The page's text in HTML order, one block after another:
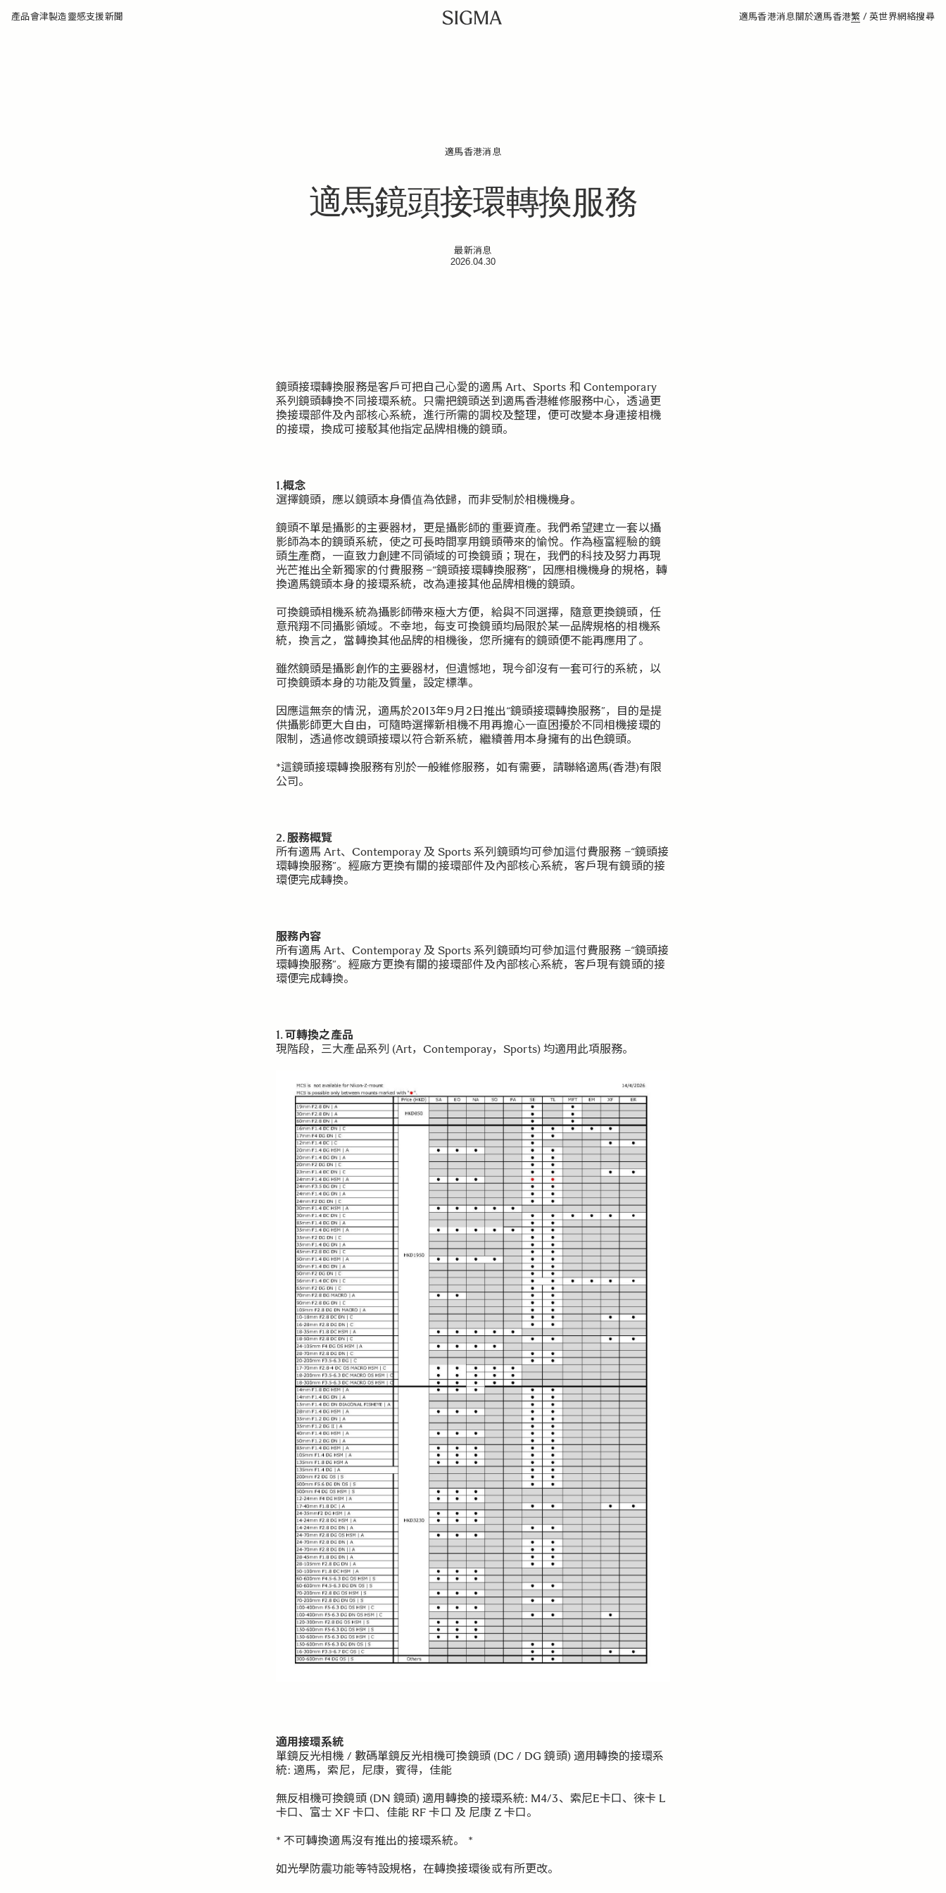
產品會津製造 靈感支援新聞 適馬香港消息 關於適馬香港繁 /英世界網絡搜尋
適馬香港消息
適馬鏡頭接環轉換服務
最新消息
2026.04.30
鏡頭接環轉換服務是客戶可把自己心愛的適馬 Art、Sports 和 Contemporary
系列鏡頭轉換不同接環系統。只需把鏡頭送到適馬香港維修服務中心，透過更
換接環部件及內部核心系統，進行所需的調校及整理，便可改變本身連接相機
的接環，換成可接駁其他指定品牌相機的鏡頭。
1.概念
選擇鏡頭，應以鏡頭本身價值為依歸，而非受制於相機機身。
鏡頭不單是攝影的主要器材，更是攝影師的重要資產。我們希望建立一套以攝
影師為本的鏡頭系統，使之可長時間享用鏡頭帶來的愉悅。作為極富經驗的鏡
頭生產商，一直致力創建不同領域的可換鏡頭；現在，我們的科技及努力再現
光芒推出全新獨家的付費服務 –“鏡頭接環轉換服務”，因應相機機身的規格，轉
換適馬鏡頭本身的接環系統，改為連接其他品牌相機的鏡頭。
可換鏡頭相機系統為攝影師帶來極大方便，給與不同選擇，隨意更換鏡頭，任
意飛翔不同攝影領域。不幸地，每支可換鏡頭均局限於某一品牌規格的相機系
統，換言之，當轉換其他品牌的相機後，您所擁有的鏡頭便不能再應用了。
雖然鏡頭是攝影創作的主要器材，但遺憾地，現今卻沒有一套可行的系統，以
可換鏡頭本身的功能及質量，設定標準。
因應這無奈的情況，適馬於2013年9月2日推出“鏡頭接環轉換服務”，目的是提
供攝影師更大自由，可隨時選擇新相機不用再擔心一直困擾於不同相機接環的
限制，透過修改鏡頭接環以符合新系統，繼續善用本身擁有的出色鏡頭。
*這鏡頭接環轉換服務有別於一般維修服務，如有需要，請聯絡適馬(香港)有限
公司。
2. 服務概覽
所有適馬 Art、Contemporay 及 Sports 系列鏡頭均可參加這付費服務 –“鏡頭接
環轉換服務”。經廠方更換有關的接環部件及內部核心系統，客戶現有鏡頭的接
環便完成轉換。
服務內容
所有適馬 Art、Contemporay 及 Sports 系列鏡頭均可參加這付費服務 –“鏡頭接
環轉換服務”。經廠方更換有關的接環部件及內部核心系統，客戶現有鏡頭的接
環便完成轉換。
1. 可轉換之產品
現階段，三大產品系列 (Art，Contemporay，Sports) 均適用此項服務。
適用接環系統
單鏡反光相機 / 數碼單鏡反光相機可換鏡頭 (DC / DG 鏡頭) 適用轉換的接環系
統: 適馬，索尼，尼康，賓得，佳能
無反相機可換鏡頭 (DN 鏡頭) 適用轉換的接環系統: M4/3、索尼E卡口、徠卡 L
卡口、富士 XF 卡口、佳能 RF 卡口 及 尼康 Z 卡口。
* 不可轉換適馬沒有推出的接環系統。 *
如光學防震功能等特設規格，在轉換接環後或有所更改。